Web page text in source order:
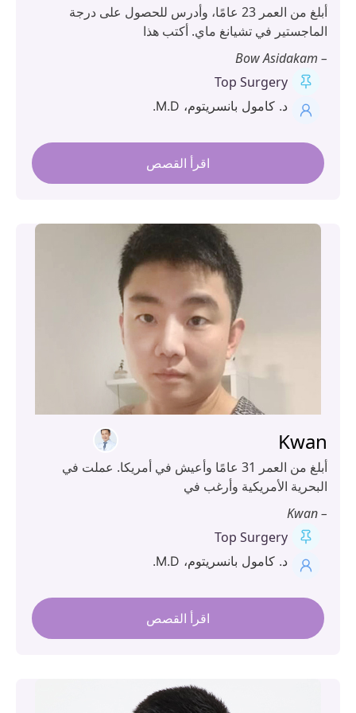
أبلغ من العمر 23 عامًا، وأدرس للحصول على درجة
في تشيانغ ماي. أكتب هذا
Top Surgery
د. كامول بانسريتوم، M.D.
اقرأ القصص
أبلغ من العمر 31 عامًا وأعيش في أمريكا. عملت في
الأمريكية وأرغب في
Top Surgery
د. كامول بانسريتوم، M.D.
اقرأ القصص